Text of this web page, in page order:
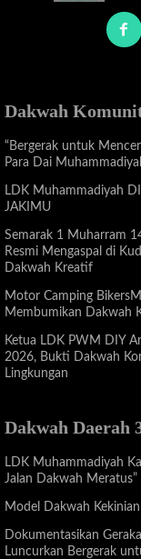
Dakwah
“Bergerak untuk
Para Dai
LDK Muhammadiyah
JAKIMU
Semarak 1 Muharram
Resmi Mengaspal di
Dakwah Kreatif
Motor Camping
Membumikan Dakwah
Ketua LDK PWM DIY
2026, Bukti Dakwah
Lingkungan
Dakwah Daerah
LDK Muhammadiyah
Jalan Dakwah Meratus”
Model Dakwah
Dokumentasikan
Luncurkan Bergerak